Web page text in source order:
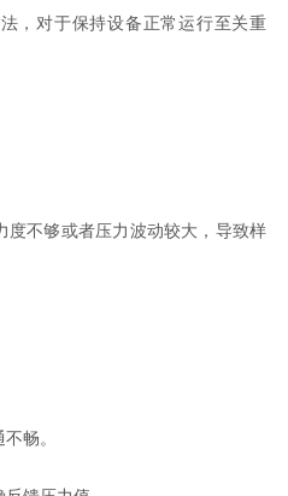
，对于保持设备正常运行至关重
不够或者压力波动较大，导致样
畅。